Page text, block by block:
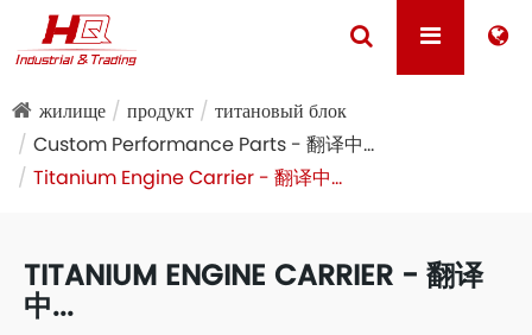
жилище продукт
титановый блок
Custom Performance Parts - 翻译中...
Titanium Engine Carrier - 翻译中...
TITANIUM ENGINE CARRIER - 翻译
中...